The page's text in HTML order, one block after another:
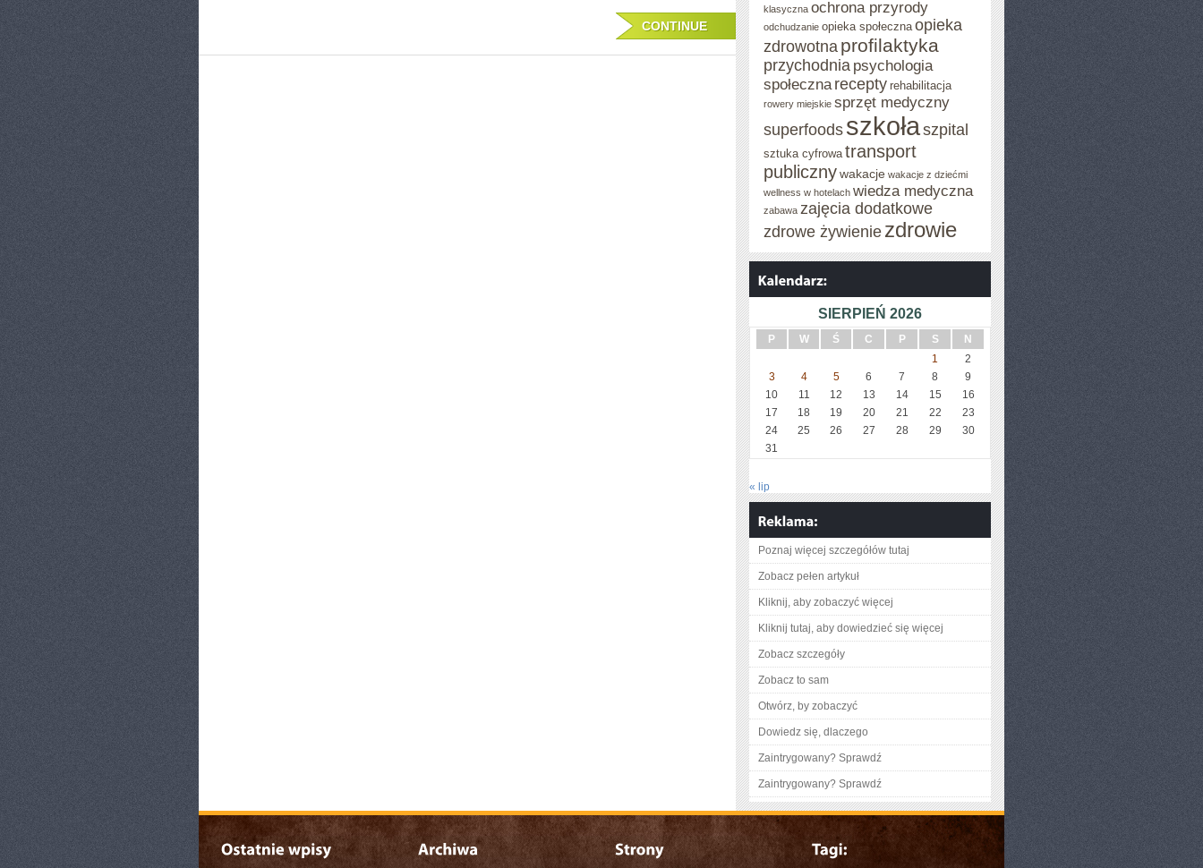
RELAKSUJĄCY
URLOP
POLSKIM
RAJU
CONTINUE
klasyczna ochrona przyrody
odchudzanie opieka społeczna opieka
zdrowotna profilaktyka
przychodnia psychologia
społeczna recepty rehabilitacja
rowery miejskie sprzęt medyczny
superfoods szkołaszpital
sztuka cyfrowa transport
publicznywakacje wakacje z dziećmi
wellness w hotelach wiedza medyczna
zabawa zajęcia dodatkowe
zdrowe żywienie zdrowie
SIERPIEŃ 2026
P W Ś C P S
N
1
2
3
4 5 6 7 8
9
10
11 12 13 14 15
16
17
18 19 20 21 22
23
24
25 26 27 28 29
30
31
« lip
Poznaj więcej szczegółów tutaj
Zobacz pełen artykuł
Kliknij, aby zobaczyć więcej
Kliknij tutaj, aby dowiedzieć się więcej
Zobacz szczegóły
Zobacz to sam
Otwórz, by zobaczyć
Dowiedz się, dlaczego
Zaintrygowany? Sprawdź
Zaintrygowany? Sprawdź